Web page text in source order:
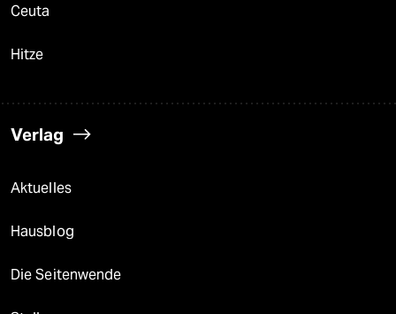
Ceuta
Hitze
Verlag
Aktuelles
Hausblog
Die Seitenwende